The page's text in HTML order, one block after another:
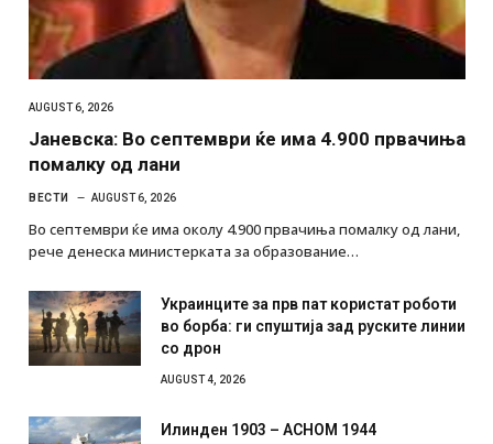
AUGUST 6, 2026
Јаневска: Во септември ќе има 4.900 првачиња
помалку од лани
ВЕСТИ AUGUST 6, 2026
Во септември ќе има околу 4.900 првачиња помалку од лани,
рече денеска министерката за образование…
Украинците за прв пат користат роботи
во борба: ги спуштија зад руските линии
со дрон
AUGUST 4, 2026
Илинден 1903 – АСНОМ 1944